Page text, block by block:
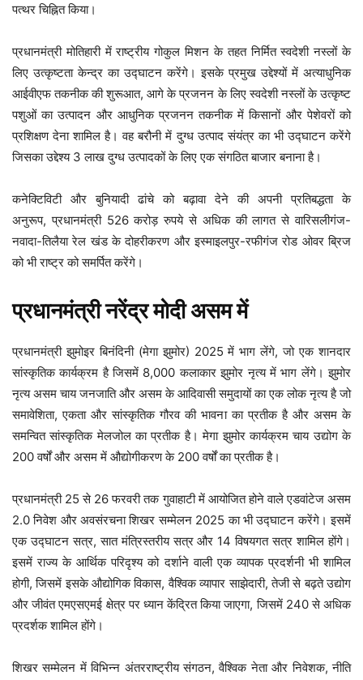
पत्थर चिह्नित किया।
प्रधानमंत्री मोतिहारी में राष्ट्रीय गोकुल मिशन के तहत निर्मित स्वदेशी नस्लों के
लिए उत्कृष्टता केन्‍द्र का उद्घाटन करेंगे। इसके प्रमुख उद्देश्यों में अत्याधुनिक
आईवीएफ तकनीक की शुरूआत, आगे के प्रजनन के लिए स्वदेशी नस्लों के उत्कृष्ट
पशुओं का उत्पादन और आधुनिक प्रजनन तकनीक में किसानों और पेशेवरों को
प्रशिक्षण देना शामिल है। वह बरौनी में दुग्ध उत्पाद संयंत्र का भी उद्घाटन करेंगे
जिसका उद्देश्य 3 लाख दुग्ध उत्पादकों के लिए एक संगठित बाजार बनाना है।
कनेक्टिविटी और बुनियादी ढांचे को बढ़ावा देने की अपनी प्रतिबद्धता के
अनुरूप, प्रधानमंत्री 526 करोड़ रुपये से अधिक की लागत से वारिसलीगंज-
नवादा-तिलैया रेल खंड के दोहरीकरण और इस्माइलपुर-रफीगंज रोड ओवर ब्रिज
को भी राष्ट्र को समर्पित करेंगे।
प्रधानमंत्री नरेंद्र मोदी असम में
प्रधानमंत्री झुमोइर बिनंदिनी (मेगा झुमोर) 2025 में भाग लेंगे, जो एक शानदार
सांस्कृतिक कार्यक्रम है जिसमें 8,000 कलाकार झुमोर नृत्य में भाग लेंगे। झुमोर
नृत्य असम चाय जनजाति और असम के आदिवासी समुदायों का एक लोक नृत्य है जो
समावेशिता, एकता और सांस्कृतिक गौरव की भावना का प्रतीक है और असम के
समन्वित सांस्कृतिक मेलजोल का प्रतीक है। मेगा झुमोर कार्यक्रम चाय उद्योग के
200 वर्षों और असम में औद्योगीकरण के 200 वर्षों का प्रतीक है।
प्रधानमंत्री 25 से 26 फरवरी तक गुवाहाटी में आयोजित होने वाले एडवांटेज असम
2.0 निवेश और अवसंरचना शिखर सम्मेलन 2025 का भी उद्घाटन करेंगे। इसमें
एक उद्घाटन सत्र, सात मंत्रिस्तरीय सत्र और 14 विषयगत सत्र शामिल होंगे।
इसमें राज्य के आर्थिक परिदृश्य को दर्शाने वाली एक व्यापक प्रदर्शनी भी शामिल
होगी, जिसमें इसके औद्योगिक विकास, वैश्विक व्यापार साझेदारी, तेजी से बढ़ते उद्योग
और जीवंत एमएसएमई क्षेत्र पर ध्यान केंद्रित किया जाएगा, जिसमें 240 से अधिक
प्रदर्शक शामिल होंगे।
शिखर सम्मेलन में विभिन्न अंतरराष्ट्रीय संगठन, वैश्विक नेता और निवेशक, नीति